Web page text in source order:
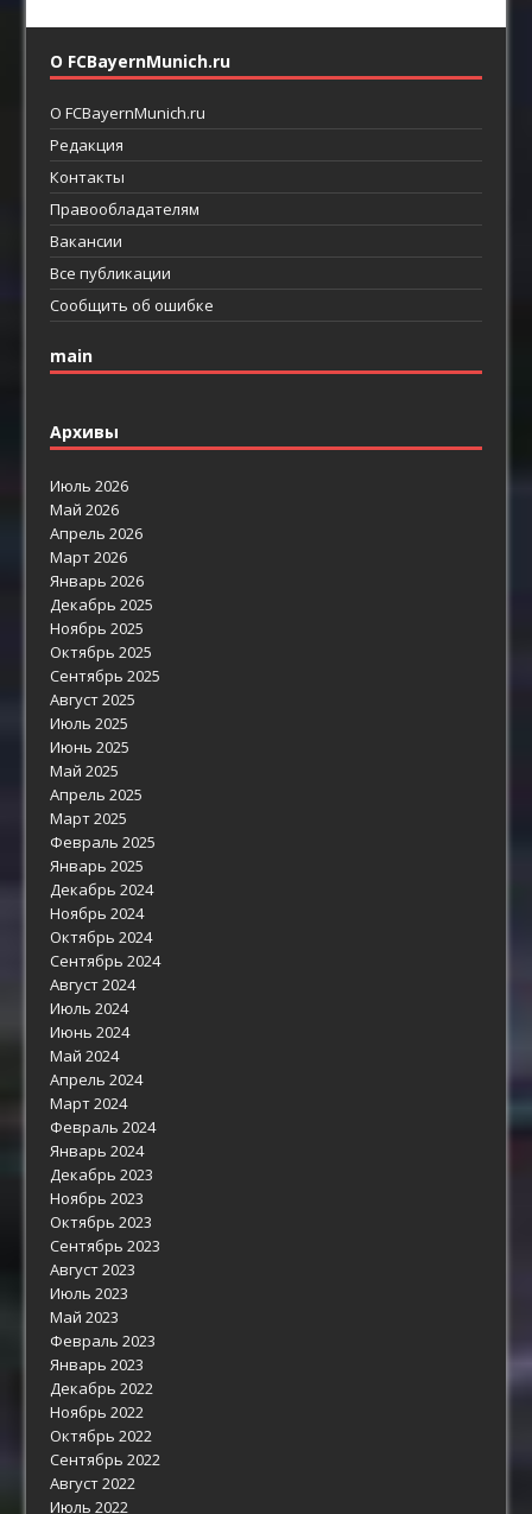
О FCBayernMunich.ru
О FCBayernMunich.ru
Редакция
Контакты
Правообладателям
Вакансии
Все публикации
Сообщить об ошибке
main
Архивы
Июль 2026
Май 2026
Апрель 2026
Март 2026
Январь 2026
Декабрь 2025
Ноябрь 2025
Октябрь 2025
Сентябрь 2025
Август 2025
Июль 2025
Июнь 2025
Май 2025
Апрель 2025
Март 2025
Февраль 2025
Январь 2025
Декабрь 2024
Ноябрь 2024
Октябрь 2024
Сентябрь 2024
Август 2024
Июль 2024
Июнь 2024
Май 2024
Апрель 2024
Март 2024
Февраль 2024
Январь 2024
Декабрь 2023
Ноябрь 2023
Октябрь 2023
Сентябрь 2023
Август 2023
Июль 2023
Май 2023
Февраль 2023
Январь 2023
Декабрь 2022
Ноябрь 2022
Октябрь 2022
Сентябрь 2022
Август 2022
Июль 2022